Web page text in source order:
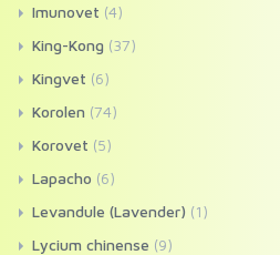
Imunovet (4)
King-Kong (37)
Kingvet (6)
Korolen (74)
Korovet (5)
Lapacho (6)
Levandule (Lavender) (1)
Lycium chinense (9)